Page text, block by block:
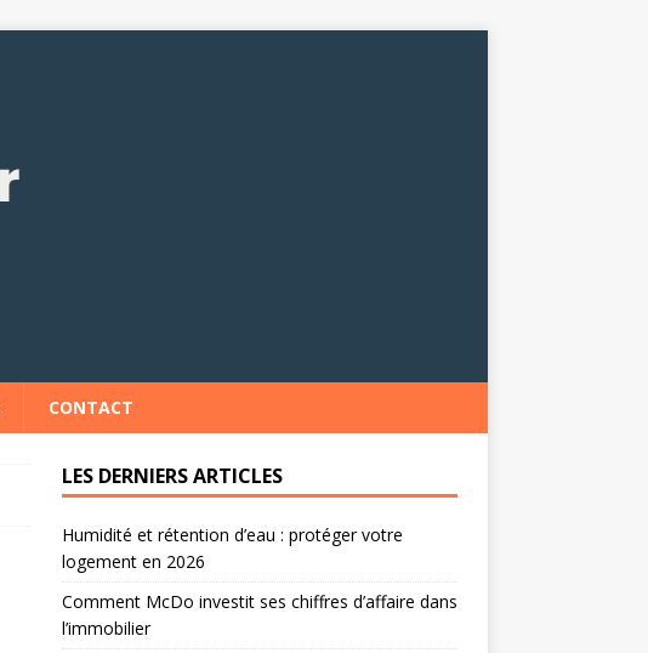
CONTACT
LES DERNIERS ARTICLES
Humidité et rétention d’eau : protéger votre
logement en 2026
Comment McDo investit ses chiffres d’affaire dans
l’immobilier